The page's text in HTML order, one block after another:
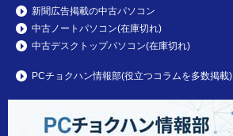
新聞広告掲載の中古パソコン
中古ノートパソコン(在庫切れ)
中古デスクトップパソコン(在庫切れ)
PCチョクハン情報部(役立つコラムを多数掲載)